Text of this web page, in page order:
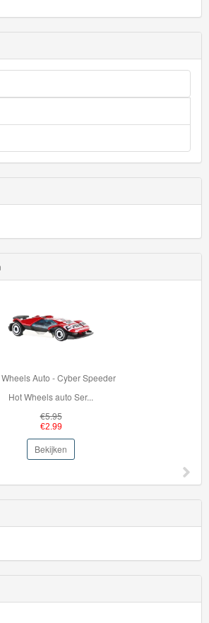
Wheels Auto - Cyber Speeder
Hot Wheels auto Ser...
€5.95
€2.99
Bekijken